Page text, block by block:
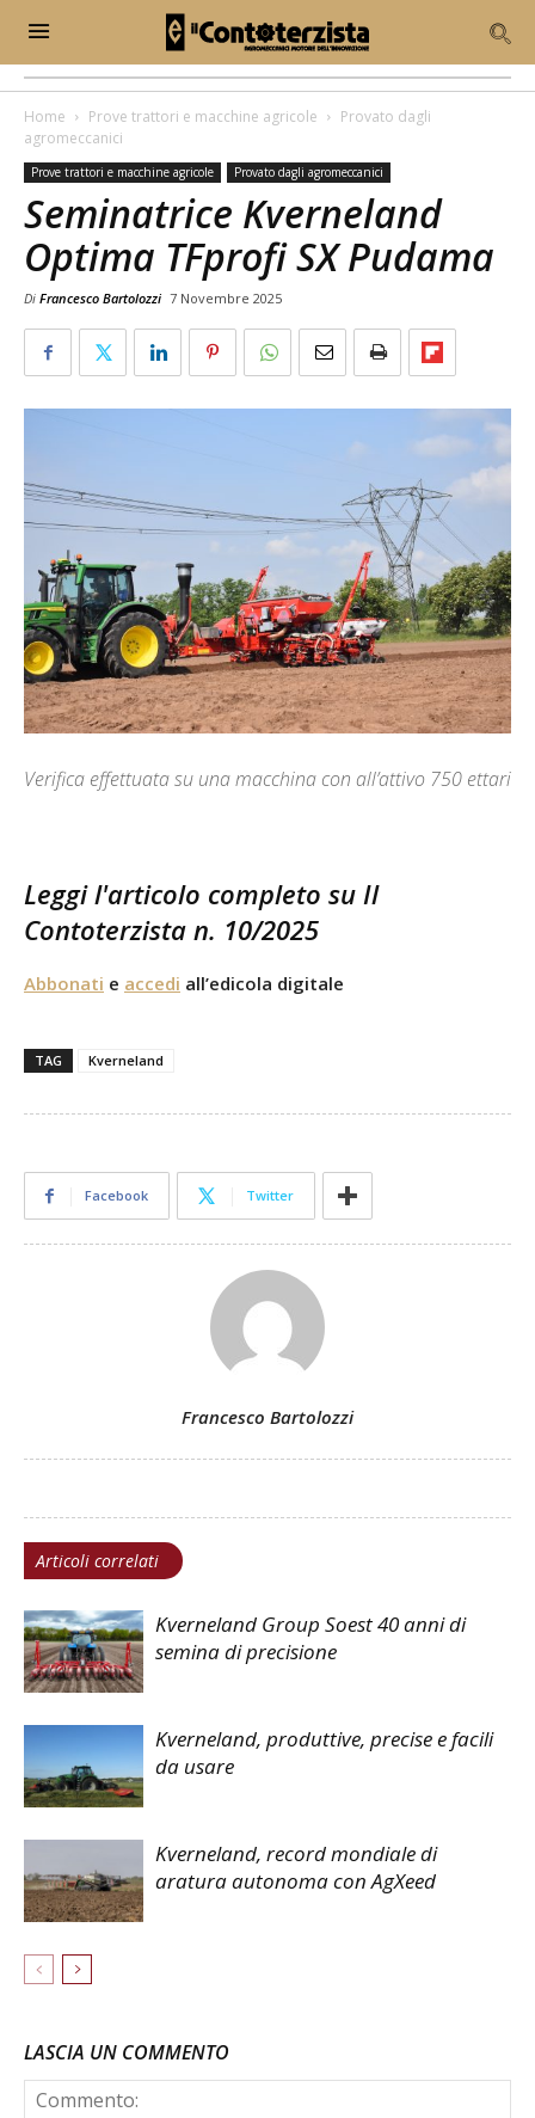
Home Prove trattori e macchine agricole
Provato dagli
agromeccanici
Prove trattori e macchine agricole Provato dagli agromeccanici
Seminatrice Kverneland
Optima TFprofi SX Pudama
Di Francesco Bartolozzi 7 Novembre 2025
Verifica effettuata su una macchina con all’attivo 750 ettari
Leggi l'articolo completo su Il
Contoterzista n. 10/2025
Abbonati e accedi all’edicola digitale
TAG Kverneland
Facebook Twitter
Francesco Bartolozzi
Articoli correlati
Kverneland Group Soest 40 anni di
semina di precisione
Kverneland, produttive, precise e facili
da usare
Kverneland, record mondiale di
aratura autonoma con AgXeed
LASCIA UN COMMENTO